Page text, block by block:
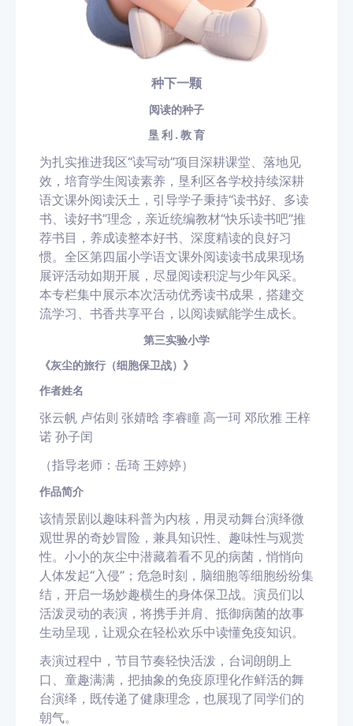
种下一颗
阅读的种子
垦 利 . 教 育
为扎实推进我区“读写动”项目深耕课堂、落地见
效，培育学生阅读素养，垦利区各学校持续深耕
语文课外阅读沃土，引导学子秉持“读书好、多读
书、读好书”理念，亲近统编教材“快乐读书吧”推
荐书目，养成读整本好书、深度精读的良好习
惯。全区第四届小学语文课外阅读读书成果现场
展评活动如期开展，尽显阅读积淀与少年风采。
本专栏集中展示本次活动优秀读书成果，搭建交
流学习、书香共享平台，以阅读赋能学生成长。
第三实验小学
《灰尘的旅行（细胞保卫战） 》
作者姓名
张云帆 卢佑则 张婧晗 李睿瞳 高一珂 邓欣雅 王梓
诺 孙子闰
（指导老师：岳琦 王婷婷）
作品简介
该情景剧以趣味科普为内核，用灵动舞台演绎微
观世界的奇妙冒险，兼具知识性、趣味性与观赏
性。小小的灰尘中潜藏着看不见的病菌，悄悄向
人体发起“入侵”；危急时刻，脑细胞等细胞纷纷集
结，开启一场妙趣横生的身体保卫战。演员们以
活泼灵动的表演，将携手并肩、抵御病菌的故事
生动呈现，让观众在轻松欢乐中读懂免疫知识。
表演过程中，节目节奏轻快活泼，台词朗朗上
口、童趣满满，把抽象的免疫原理化作鲜活的舞
台演绎，既传递了健康理念，也展现了同学们的
朝气。